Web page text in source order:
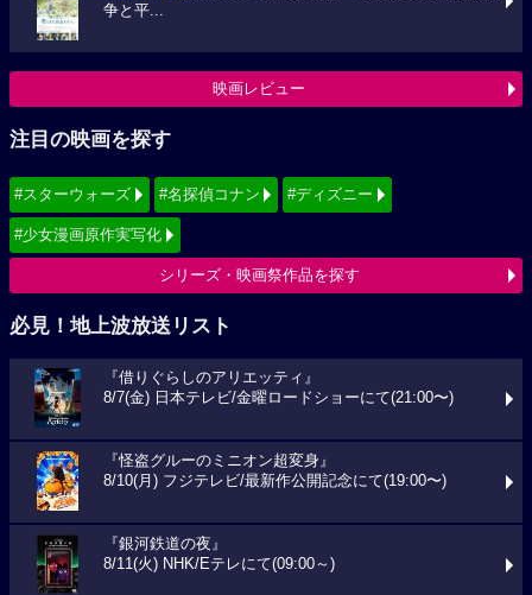
争と平...
映画レビュー
注目の映画を探す
#スターウォーズ #名探偵コナン #ディズニー
#少女漫画原作実写化
シリーズ・映画祭作品を探す
必見！地上波放送リスト
『借りぐらしのアリエッティ』
8/7(金) 日本テレビ/金曜ロードショーにて(21:00〜)
『怪盗グルーのミニオン超変身』
8/10(月) フジテレビ/最新作公開記念にて(19:00〜)
『銀河鉄道の夜』
8/11(火) NHK/Eテレにて(09:00～)